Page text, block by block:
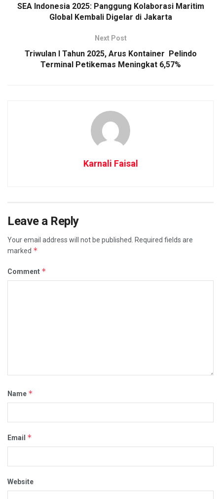
SEA Indonesia 2025: Panggung Kolaborasi Maritim
Global Kembali Digelar di Jakarta
Next Post
Triwulan I Tahun 2025, Arus Kontainer Pelindo
Terminal Petikemas Meningkat 6,57%
Karnali Faisal
Leave a Reply
Your email address will not be published.
Required fields are
marked *
Comment *
Name *
Email *
Website